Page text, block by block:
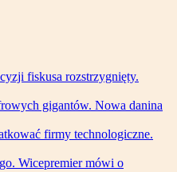
fiskusa rozstrzygnięty.
gigantów. Nowa danina
firmy technologiczne.
Wicepremier mówi o